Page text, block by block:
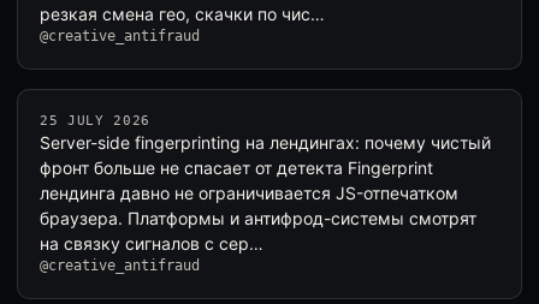
резкая смена гео, скачки по чис…
@creative_antifraud
25 JULY 2026
Server-side fingerprinting на лендингах: почему чистый
фронт больше не спасает от детекта Fingerprint
лендинга давно не ограничивается JS-отпечатком
браузера. Платформы и антифрод-системы смотрят
на связку сигналов с сер…
@creative_antifraud